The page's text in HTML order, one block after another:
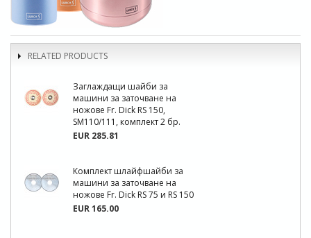
RELATED PRODUCTS
Заглаждащи шайби за
машини за заточване на
ножове Fr. Dick RS 150,
SM110/111, комплект 2 бр.
EUR 285.81
Комплект шлайфшайби за
машини за заточване на
ножове Fr. Dick RS 75 и RS 150
EUR 165.00